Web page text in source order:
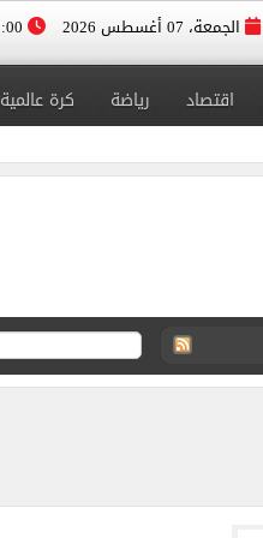
الجمعة، 07 أغسطس 2026
اقتصاد رياضة كرة عالمية